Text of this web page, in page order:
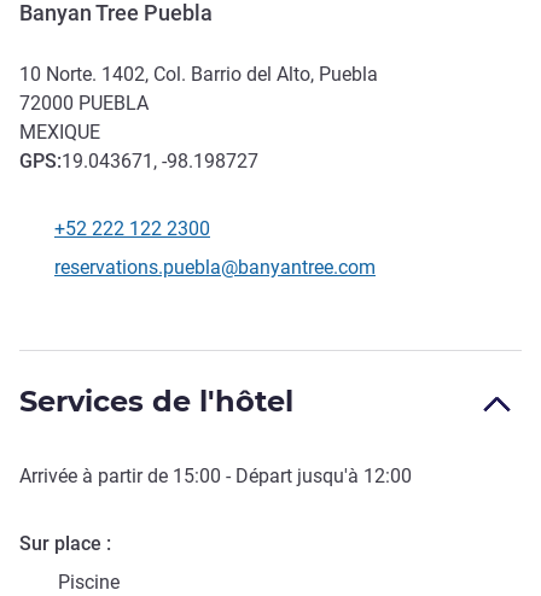
Banyan Tree Puebla
10 Norte. 1402, Col. Barrio del Alto, Puebla
72000 PUEBLA
MEXIQUE
GPS:19.043671, -98.198727
Téléphone
+52 222 122 2300
Email de contact
reservations.puebla@banyantree.com
Services de l'hôtel
Arrivée à partir de 15:00 - Départ jusqu'à 12:00
Sur place
Piscine